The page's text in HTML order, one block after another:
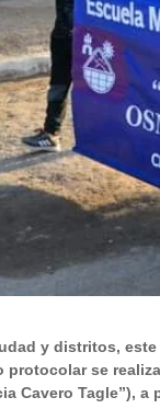
y distritos,
protocolar se
Cavero Tagle”), a